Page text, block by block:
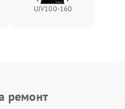
UJV100-160
ремонт